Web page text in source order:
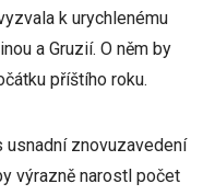
k urychlenému
a Gruzií. O něm by
příštího roku.
usnadní znovuzavedení
výrazně narostl počet